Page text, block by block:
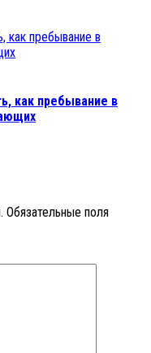
как пребывание в
Обязательные поля